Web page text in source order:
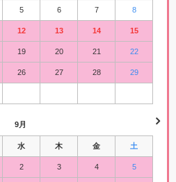
5 6 7 8
12 13 14 15
19 20 21 22
26 27 28 29
9月
水 木 金 土
2 3 4 5